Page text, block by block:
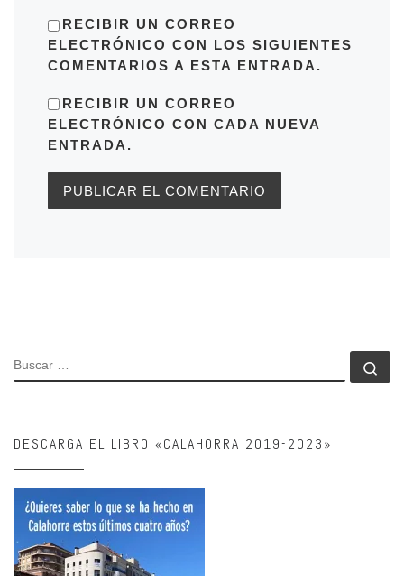
RECIBIR UN CORREO
ELECTRÓNICO CON LOS SIGUIENTES
COMENTARIOS A ESTA ENTRADA.
RECIBIR UN CORREO
ELECTRÓNICO CON CADA NUEVA
ENTRADA.
BUSCAR
DESCARGA EL LIBRO «CALAHORRA 2019-2023»